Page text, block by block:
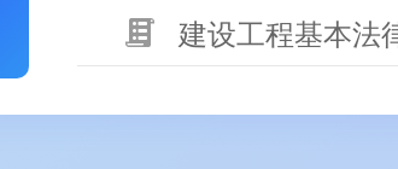
建设工程基本法